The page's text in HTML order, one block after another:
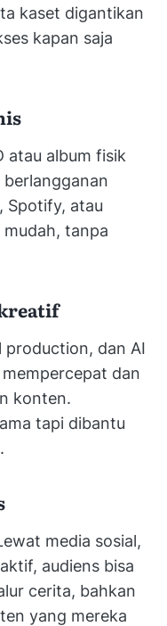
kaset digantikan
kapan saja
atau album fisik
Spotify, atau
tanpa
production, dan AI
dan
konten.
tapi dibantu
media sosial,
audiens bisa
cerita, bahkan
yang mereka